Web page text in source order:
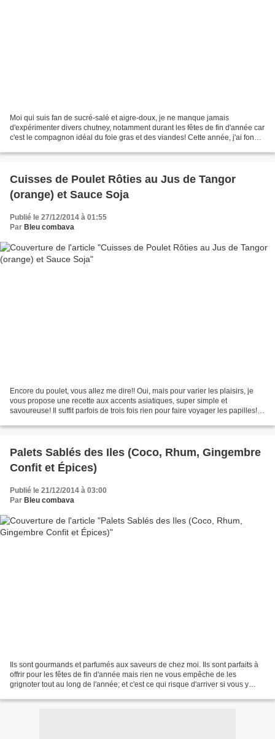
Moi qui suis fan de sucré-salé et aigre-doux, je ne manque jamais
d'expérimenter divers chutney, notamment durant les fêtes de fin d'année car
c'est le compagnon idéal du foie gras et des viandes! Cette année, j'ai fondu
Cuisses de Poulet Rôties au Jus de Tangor
(orange) et Sauce Soja
Publié le 27/12/2014 à 01:55
Par Bleu combava
Encore du poulet, vous allez me dire!! Oui, mais pour varier les plaisirs, je
vous propose une recette aux accents asiatiques, super simple et
savoureuse! Il suffit parfois de trois fois rien pour faire voyager les papilles! A
Palets Sablés des Iles (Coco, Rhum, Gingembre
Confit et Épices)
Publié le 21/12/2014 à 03:00
Par Bleu combava
Ils sont gourmands et parfumés aux saveurs de chez moi. Ils sont parfaits à
offrir pour les fêtes de fin d'année mais rien ne vous empêche de les
grignoter tout au long de l'année; et c'est ce qui risque d'arriver si vous y